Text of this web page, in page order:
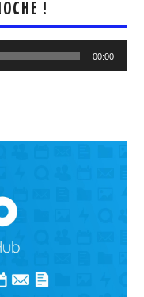
!
00:00